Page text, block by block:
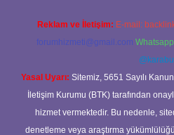
Reklam ve İletişim: E-mail:
forumhizmeti@gmail.com
@karabul
Yasal Uyarı: Sitemiz, 5651 Sayılı
İletişim Kurumu (BTK) tarafından
hizmet vermektedir. Bu nedenle,
denetleme veya araştırma